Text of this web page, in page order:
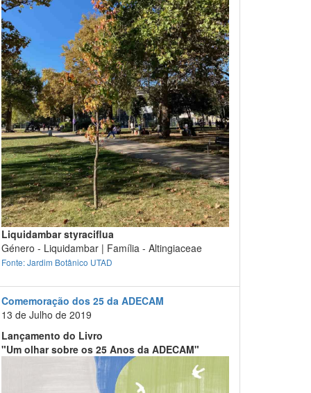
Liquidambar styraciflua
Género - Liquidambar | Família - Altingiaceae
Fonte: Jardim Botânico UTAD
Comemoração dos 25 da ADECAM
13 de Julho de 2019
Lançamento do Livro
"Um olhar sobre os 25 Anos da ADECAM"